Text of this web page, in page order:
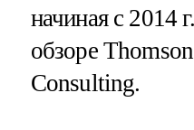
начиная с 2014
обзоре
Consulting.